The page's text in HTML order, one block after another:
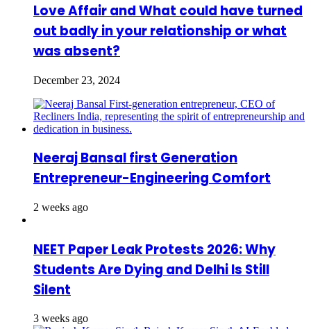
Love Affair and What could have turned
out badly in your relationship or what
was absent?
December 23, 2024
Neeraj Bansal first Generation
Entrepreneur-Engineering Comfort
2 weeks ago
NEET Paper Leak Protests 2026: Why
Students Are Dying and Delhi Is Still
Silent
3 weeks ago